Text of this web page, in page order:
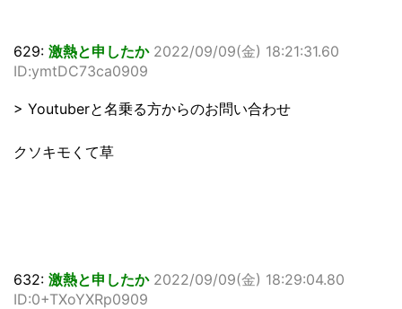
629: 激熱と申したか 2022/09/09(金) 18:21:31.60
ID:ymtDC73ca0909
> Youtuberと名乗る方からのお問い合わせ
クソキモくて草
632: 激熱と申したか 2022/09/09(金) 18:29:04.80
ID:0+TXoYXRp0909